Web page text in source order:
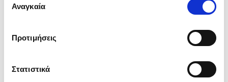
ενδιαφέρουν και να επιλέξετε από τα παρακάτω με την
΄΄και να ενημερωθείτε σχετικά με
συγκατάθεσης
Αναγκαία
Προτιμήσεις
Στατιστικά